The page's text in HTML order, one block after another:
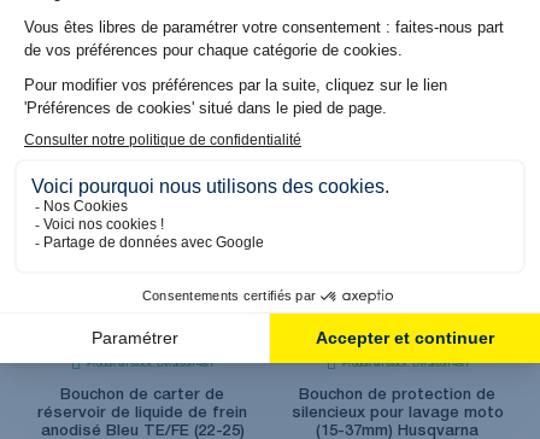
701
19,98 €
19,98 €
Produit en stock. Livraison 48H
Bouchon de carter de
réservoir de liquide de frein
anodisé Bleu TE/FE (22-25)
Produit en stock. Livraison 48H
Bouchon de protection de
silencieux pour lavage moto
(15-37mm) Husqvarna